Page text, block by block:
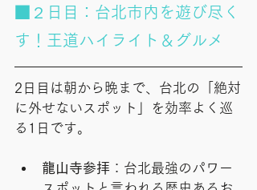
■２日目：台北市内を遊び尽く
す！王道ハイライト＆グルメ
2日目は朝から晩まで、台北の「絶対
に外せないスポット」を効率よく巡
る1日です。
龍山寺参拝 ：台北最強のパワー